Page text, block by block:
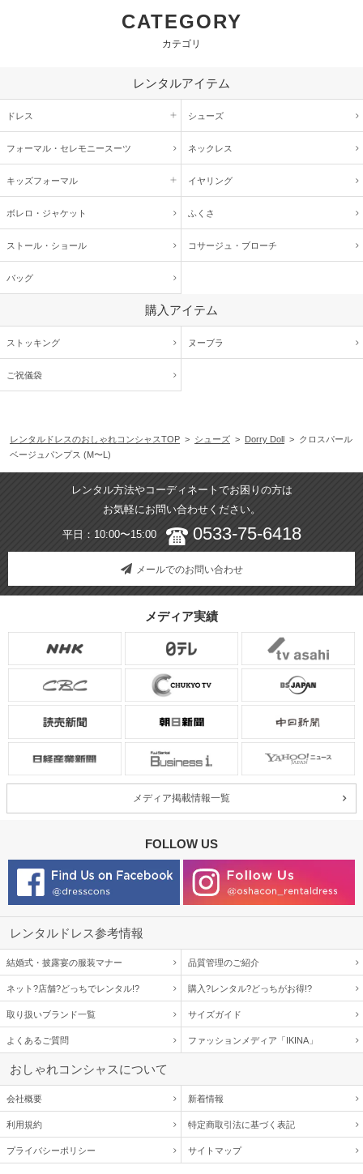
CATEGORY
カテゴリ
レンタルアイテム
ドレス シューズ
フォーマル・ セレモニースーツ ネックレス
キッズフォーマル イヤリング
ボレロ・ジャケット ふくさ
ストール・ショール コサージュ・ ブローチ
バッグ
購入アイテム
ストッキング ヌーブラ
ご祝儀袋
レンタルドレスのおしゃれコンシャスTOP > シューズ > Dorry Doll > クロスパール
ベージュパンプス (M〜L)
レンタル方法やコーディネートでお困りの方は
お気軽にお問い合わせください。
平日：10:00〜15:00 0533-75-6418
メールでのお問い合わせ
メディア実績
メディア掲載情報一覧
FOLLOW US
レンタルドレス参考情報
結婚式・披露宴の服装マナー 品質管理のご紹介
ネット?店舗?どっちでレンタル!? 購入?レンタル?どっちがお得!?
取り扱いブランド一覧 サイズガイド
よくあるご質問 ファッションメディア「IKINA」
おしゃれコンシャスについて
会社概要 新着情報
利用規約 特定商取引法に基づく表記
プライバシーポリシー サイトマップ